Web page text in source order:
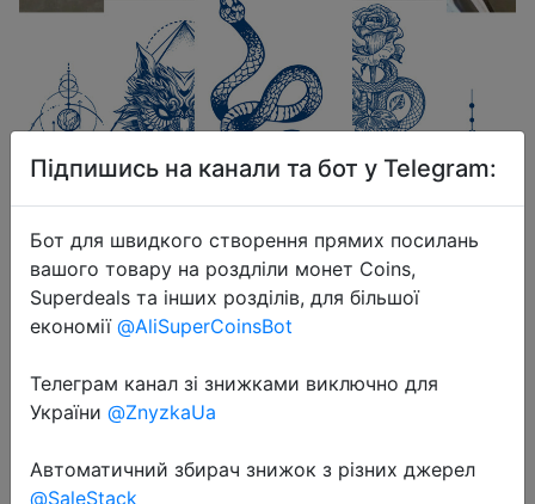
2024-12-17
Juice Tattoo Sticker Upgrade Online
Herbal Plant Temporary Tattoos
Sticker Size:180 * 110mm
Підпишись на канали та бот у Telegram:
Бот для швидкого створення прямих посилань
вашого товару на роздліли монет Coins,
Superdeals та інших розділів, для більшої
економії @AliSuperCoinsBot
Телеграм канал зі знижками виключно для
України @ZnyzkaUa
Автоматичний збирач знижок з різних джерел
@SaleStack